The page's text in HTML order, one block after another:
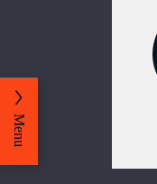
Menu